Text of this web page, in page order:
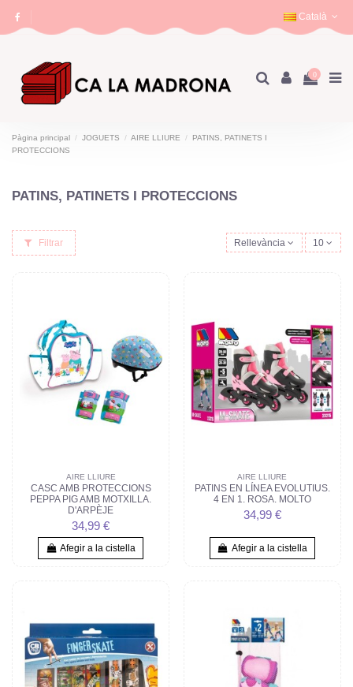
Català
0
Pàgina principal JOGUETS AIRE LLIURE
PATINS, PATINETS I
PROTECCIONS
PATINS, PATINETS I PROTECCIONS
Filtrar Rellevància 10
AIRE LLIURE
CASC AMB PROTECCIONS
PEPPA PIG AMB MOTXILLA.
D'ARPÈJE
34,99 €
Afegir a la cistella
AIRE LLIURE
PATINS EN LÍNEA EVOLUTIUS.
4 EN 1. ROSA. MOLTO
34,99 €
Afegir a la cistella